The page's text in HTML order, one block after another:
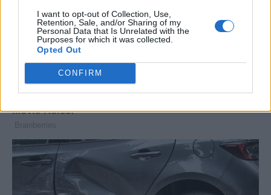
I want to opt-out of Collection, Use,
Retention, Sale, and/or Sharing of my
Personal Data that Is Unrelated with the
Purposes for which it was collected.
Opted Out
CONFIRM